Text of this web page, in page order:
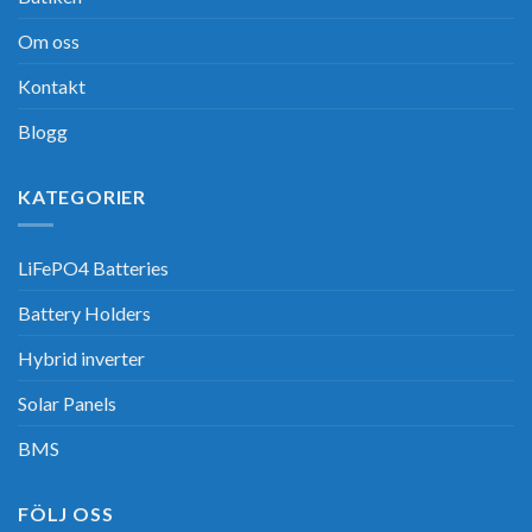
Om oss
Kontakt
Blogg
KATEGORIER
LiFePO4 Batteries
Battery Holders
Hybrid inverter
Solar Panels
BMS
FÖLJ OSS